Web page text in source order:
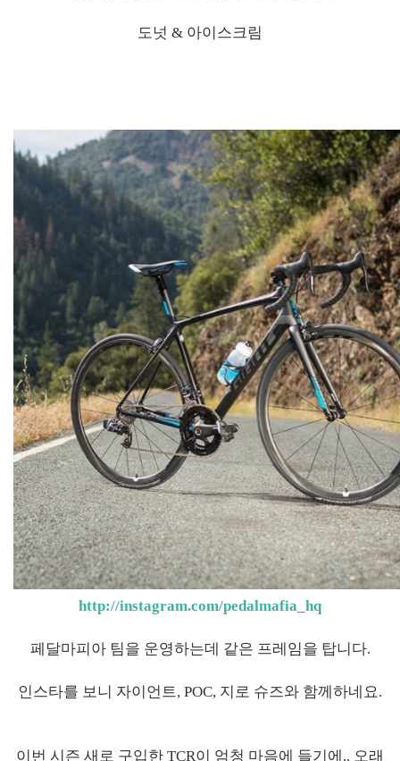
도넛 & 아이스크림
http://instagram.com/pedalmafia_hq
페달마피아 팀을 운영하는데 같은 프레임을 탑니다.
인스타를 보니 자이언트, POC, 지로 슈즈와 함께하네요.
이번 시즌 새로 구입한 TCR이 엄청 마음에 들기에.. 오래